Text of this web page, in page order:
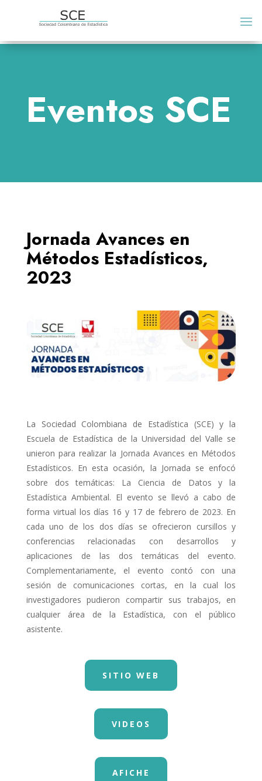
Eventos SCE
Jornada Avances en
Métodos Estadísticos,
2023
La Sociedad Colombiana de Estadística (SCE) y la
Escuela de Estadística de la Universidad del Valle se
unieron para realizar la Jornada Avances en Métodos
Estadísticos. En esta ocasión, la Jornada se enfocó
sobre dos temáticas: La Ciencia de Datos y la
Estadística Ambiental. El evento se llevó a cabo de
forma virtual los días 16 y 17 de febrero de 2023. En
cada uno de los dos días se ofrecieron cursillos y
conferencias relacionadas con desarrollos y
aplicaciones de las dos temáticas del evento.
Complementariamente, el evento contó con una
sesión de comunicaciones cortas, en la cual los
investigadores pudieron compartir sus trabajos, en
cualquier área de la Estadística, con el público
asistente.
SITIO WEB
VIDEOS
AFICHE